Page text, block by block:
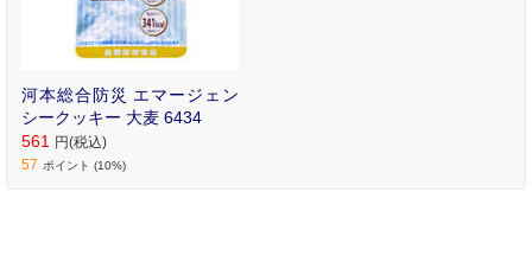
河本総合防災 エマージェン
シークッキー 大麦 6434
561 円(税込)
57 ポイント (10%)